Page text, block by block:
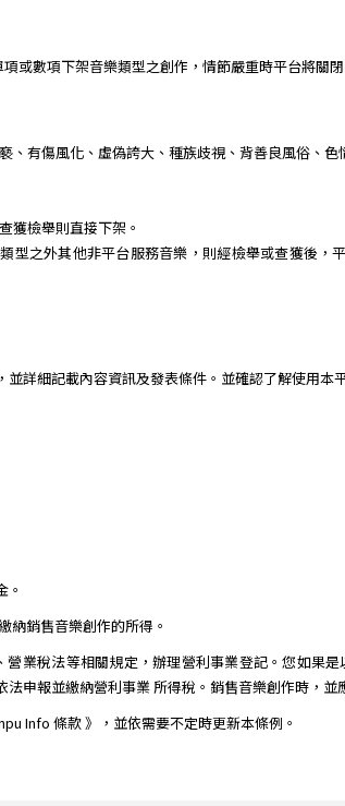
或數項下架音樂類型之創作，情節嚴重時平台將關
、有傷風化、虛偽誇大、種族歧視、背善良風俗、
獲檢舉則直接下架。
型之外其他非平台服務音樂，則經檢舉或查獲後，
詳細記載內容資訊及發表條件。並確認了解使用本
。
納銷售音樂創作的所得。
業稅法等相關規定，辦理營利事業登記。您如果
申報並繳納營利事業 所得稅。銷售音樂創作時，並
Info 條款 》，並依需要不定時更新本條例。